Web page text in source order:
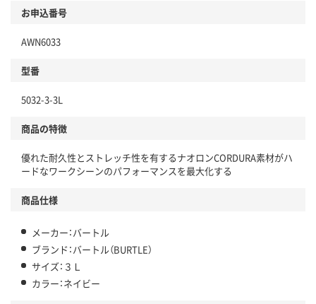
お申込番号
AWN6033
型番
5032-3-3L
商品の特徴
優れた耐久性とストレッチ性を有するナオロンCORDURA素材がハ
ードなワークシーンのパフォーマンスを最大化する
商品仕様
メーカー：バートル
ブランド：バートル（BURTLE）
サイズ：３Ｌ
カラー：ネイビー